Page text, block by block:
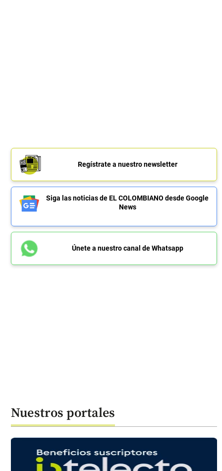
Regístrate a nuestro newsletter
Siga las noticias de EL COLOMBIANO desde Google
News
Únete a nuestro canal de Whatsapp
Nuestros portales